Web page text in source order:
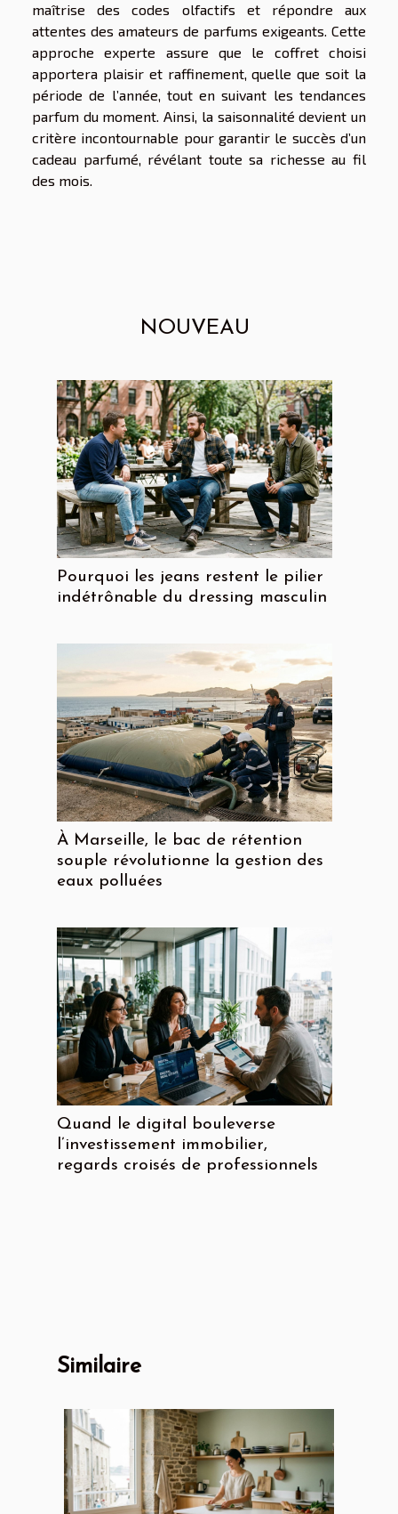
maîtrise des codes olfactifs et répondre aux
attentes des amateurs de parfums exigeants. Cette
approche experte assure que le coffret choisi
apportera plaisir et raffinement, quelle que soit la
période de l’année, tout en suivant les tendances
parfum du moment. Ainsi, la saisonnalité devient un
critère incontournable pour garantir le succès d’un
cadeau parfumé, révélant toute sa richesse au fil
des mois.
NOUVEAU
Pourquoi les jeans restent le pilier
indétrônable du dressing masculin
À Marseille, le bac de rétention
souple révolutionne la gestion des
eaux polluées
Quand le digital bouleverse
l’investissement immobilier,
regards croisés de professionnels
Similaire